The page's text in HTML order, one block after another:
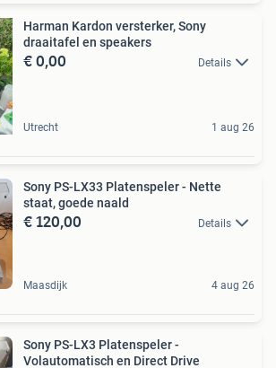
Harman Kardon versterker, Sony
draaitafel en speakers
€ 0,00 Details
Utrecht 1 aug 26
Sony PS-LX33 Platenspeler - Nette
staat, goede naald
€ 120,00 Details
Maasdijk 4 aug 26
Sony PS-LX3 Platenspeler -
Volautomatisch en Direct Drive